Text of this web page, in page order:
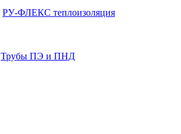
РУ-ФЛЕКС теплоизоляция
Трубы ПЭ и ПНД